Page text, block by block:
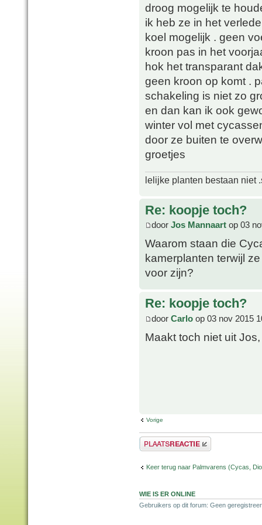
droog mogelijk te
ik heb ze in het
koel mogelijk . geen
kroon pas in het
hok het transparant
geen kroon op komt .
schakeling is niet zo
en dan kan ik ook
winter vol met
door ze buiten te
groetjes
lelijke planten bestaan niet
Re: koopje toch?
door Jos Mannaart op 03
Waarom staan die
kamerplanten terwijl
voor zijn?
Re: koopje toch?
door Carlo op 03 nov 2015
Maakt toch niet uit
Vorige
Plaats een reactie
Keer terug naar Palmvarens (Cycas,
WIE IS ER ONLINE
Gebruikers op dit forum: Geen